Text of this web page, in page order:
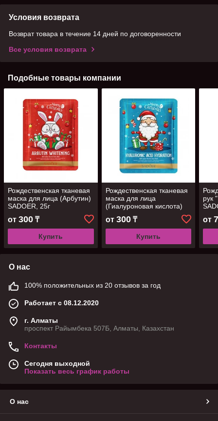
Условия возврата
Возврат товара в течение 14 дней по договоренности
Все условия возврата
Подобные товары компании
Рождественская тканевая
маска для лица (Арбутин)
SADOER, 25г
от 300 ₸
Купить
Рождественская тканевая
маска для лица
(Гиалуроновая кислота)
SADOER, 25г
от 300₸
Купить
рук
от
О нас
100% положительных из 20 отзывов за год
Работает с 08.12.2020
г. Алматы
проспект Райымбека 507Б, Алматы, Казахстан
Контакты
Сегодня выходной
Показать весь график работы
О нас